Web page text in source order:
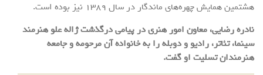
هشتمین همایش چهره‌های ماندگار در سال 1389 نیز بوده است.
نادره رضایی، معاون امور هنری در پیامی درگذشت ژاله علو هنرمند
سینما، تئاتر، رادیو و دوبله را به خانواده آن مرحومه و جامعه
هنرمندان تسلیت او گفت.